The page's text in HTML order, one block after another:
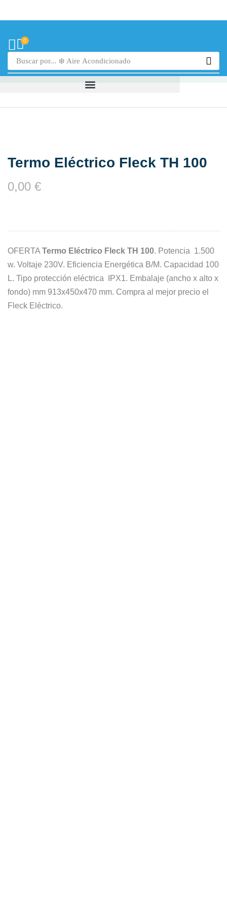
0
Buscar por... ❄️ Aire Acondicionado
Termo Eléctrico Fleck TH 100
0,00 €
OFERTA Termo Eléctrico Fleck TH 100. Potencia 1.500
w. Voltaje 230V. Eficiencia Energética B/M. Capacidad 100
L. Tipo protección eléctrica IPX1. Embalaje (ancho x alto x
fondo) mm 913x450x470 mm. Compra al mejor precio el
Fleck Eléctrico.